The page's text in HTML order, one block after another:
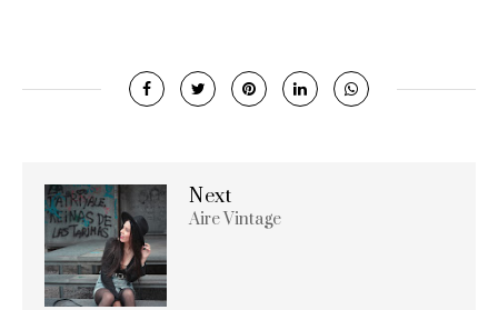
Next
Aire Vintage